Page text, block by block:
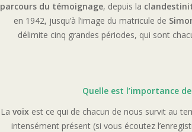
parcours du témoignage, depuis la
en 1942, jusqu’à l’image du matricule de
délimite cinq grandes périodes, qui sont
Quelle est l’importance
La voixest ce qui de chacun de nous survit au
intensément présent (si vous écoutez